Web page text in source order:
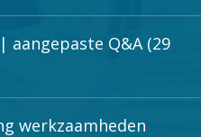
aangepaste Q&A (29
werkzaamheden